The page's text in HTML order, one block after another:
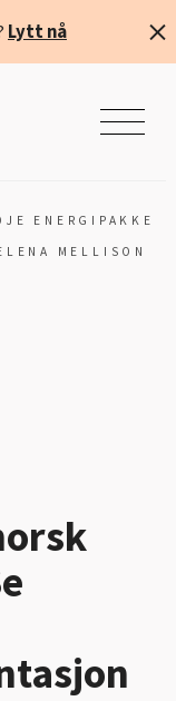
Lytt nå
ENERGIPAKKE
MELLISON